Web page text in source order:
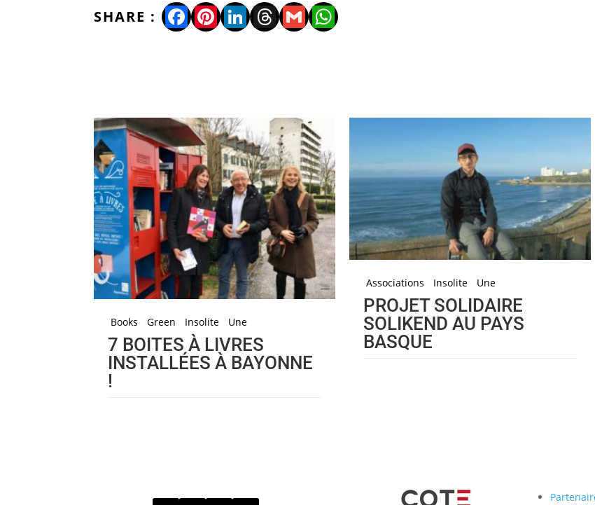
Facebook
Pinterest
LinkedIn
Threads
GmailWhatsApp
Books Green Insolite Une
7 BOITES À LIVRES
INSTALLÉES À BAYONNE
!
Associations Insolite Une
PROJET SOLIDAIRE
SOLIKEND AU PAYS
BASQUE